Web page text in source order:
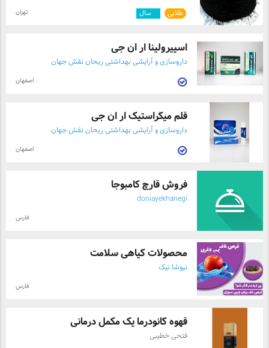
طلایی سال تهران
اسپیرولینا ار ان جی
داروسازی و آرایشی بهداشتی ریحان نقش جهان
اصفهان
قلم میگراستیک ار ان جی
داروسازی و آرایشی بهداشتی ریحان نقش جهان
اصفهان
فروش قارچ کامبوجا
doniayekhanegi
فارس
محصولات گیاهی سلامت
نیوشا نیک
فارس
قهوه گانودرما یک مکمل درمانی
فتحی خطیبی